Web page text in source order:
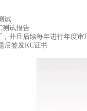
试
测试报告
并且后续每年进行年度审
后签发KC证书